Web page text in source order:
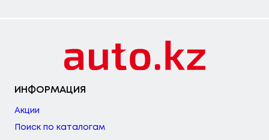
ИНФОРМАЦИЯ
Акции
Поиск по каталогам